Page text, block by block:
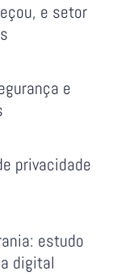
e setor
e
privacidade
estudo
digital